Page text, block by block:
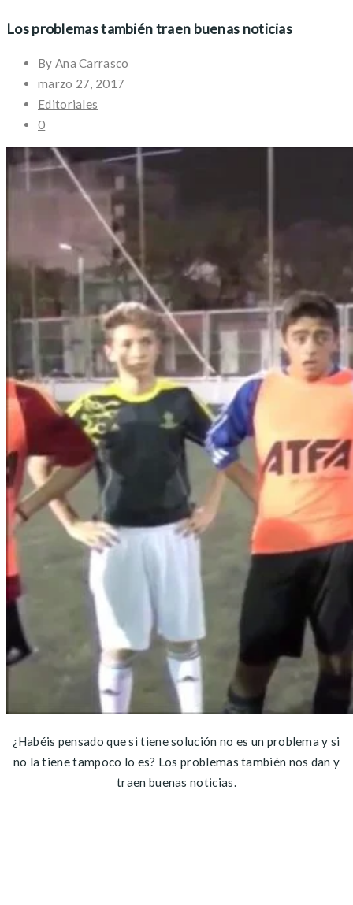
Los problemas también traen buenas noticias
By Ana Carrasco
marzo 27, 2017
Editoriales
0
¿Habéis pensado que si tiene solución no es un problema y si
no la tiene tampoco lo es? Los problemas también nos dan y
traen buenas noticias.